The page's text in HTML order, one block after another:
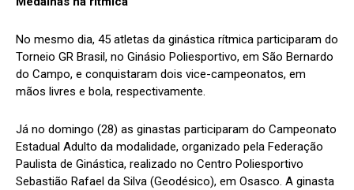
No mesmo dia, 45 atletas da ginástica rítmica participaram do
Torneio GR Brasil, no Ginásio Poliesportivo, em São Bernardo
do Campo, e conquistaram dois vice-campeonatos, em
mãos livres e bola, respectivamente.
Já no domingo (28) as ginastas participaram do Campeonato
Estadual Adulto da modalidade, organizado pela Federação
Paulista de Ginástica, realizado no Centro Poliesportivo
Sebastião Rafael da Silva (Geodésico), em Osasco. A ginasta